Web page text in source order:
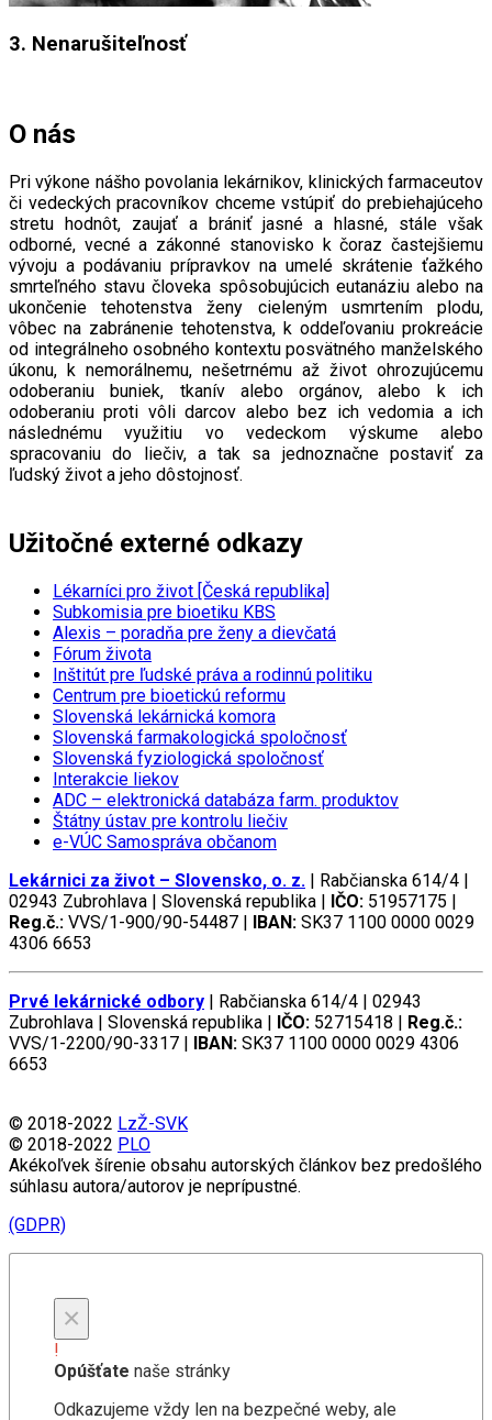
3. Nenarušiteľnosť
O nás
Pri výkone nášho povolania lekárnikov, klinických farmaceutov
či vedeckých pracovníkov chceme vstúpiť do prebiehajúceho
stretu hodnôt, zaujať a brániť jasné a hlasné, stále však
odborné, vecné a zákonné stanovisko k čoraz častejšiemu
vývoju a podávaniu prípravkov na umelé skrátenie ťažkého
smrteľného stavu človeka spôsobujúcich eutanáziu alebo na
ukončenie tehotenstva ženy cieleným usmrtením plodu,
vôbec na zabránenie tehotenstva, k oddeľovaniu prokreácie
od integrálneho osobného kontextu posvätného manželského
úkonu, k nemorálnemu, nešetrnému až život ohrozujúcemu
odoberaniu buniek, tkanív alebo orgánov, alebo k ich
odoberaniu proti vôli darcov alebo bez ich vedomia a ich
následnému využitiu vo vedeckom výskume alebo
spracovaniu do liečiv, a tak sa jednoznačne postaviť za
ľudský život a jeho dôstojnosť.
Užitočné externé odkazy
Lékarníci pro život [Česká republika]
Subkomisia pre bioetiku KBS
Alexis – poradňa pre ženy a dievčatá
Fórum života
Inštitút pre ľudské práva a rodinnú politiku
Centrum pre bioetickú reformu
Slovenská lekárnická komora
Slovenská farmakologická spoločnosť
Slovenská fyziologická spoločnosť
Interakcie liekov
ADC – elektronická databáza farm. produktov
Štátny ústav pre kontrolu liečiv
e-VÚC Samospráva občanom
Lekárnici za život – Slovensko, o. z. | Rabčianska 614/4 |
02943 Zubrohlava | Slovenská republika | IČO: 51957175 |
Reg.č.: VVS/1-900/90-54487 | IBAN: SK37 1100 0000 0029
4306 6653
Prvé lekárnické odbory | Rabčianska 614/4 | 02943
Zubrohlava | Slovenská republika | IČO: 52715418 | Reg.č.:
VVS/1-2200/90-3317 | IBAN: SK37 1100 0000 0029 4306
6653
© 2018-2022 LzŽ-SVK
© 2018-2022 PLO
Akékoľvek šírenie obsahu autorských článkov bez predošlého
súhlasu autora/autorov je neprípustné.
(GDPR)
×
!
Opúšťate naše stránky
Odkazujeme vždy len na bezpečné weby, ale